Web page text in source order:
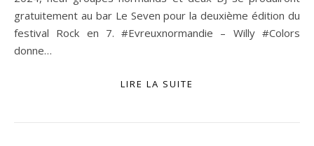
gratuitement au bar Le Seven pour la deuxième édition du
festival Rock en 7. #Evreuxnormandie – Willy #Colors
donne…
LIRE LA SUITE